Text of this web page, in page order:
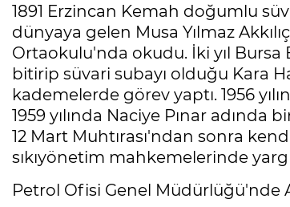
1891 Erzincan Kemah doğumlu
dünyaya gelen Musa Yılmaz
Ortaokulu'nda okudu. İki yıl Bursa
bitirip süvari subayı olduğu Kara
kademelerde görev yaptı. 1956
1959 yılında Naciye Pınar adında
12 Mart Muhtırası'ndan sonra
sıkıyönetim mahkemelerinde
Petrol Ofisi Genel Müdürlüğü'nde